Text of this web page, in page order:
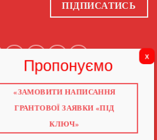
ПІДПИСАТИСЬ
ГОЛОВНА
ПРО НАС
ГРАНТИ 2026
«ЗАМОВИТИ НАПИСАННЯ
ГРАНТОВОЇ ЗАЯВКИ «ПІД
КЛЮЧ»